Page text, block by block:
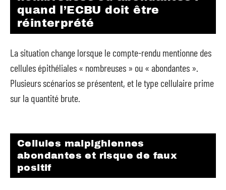
quand l’ECBU doit être
réinterprété
La situation change lorsque le compte-rendu mentionne des
cellules épithéliales « nombreuses » ou « abondantes ».
Plusieurs scénarios se présentent, et le type cellulaire prime
sur la quantité brute.
Cellules malpighiennes
abondantes et risque de faux
positif